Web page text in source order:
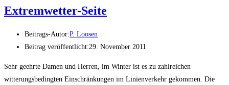
Extremwetter-Seite
Beitrags-Autor:P. Loosen
Beitrag veröffentlicht:29. November 2011
Sehr geehrte Damen und Herren, im Winter ist es zu zahlreichen
witterungsbedingten Einschränkungen im Linienverkehr gekommen. Die